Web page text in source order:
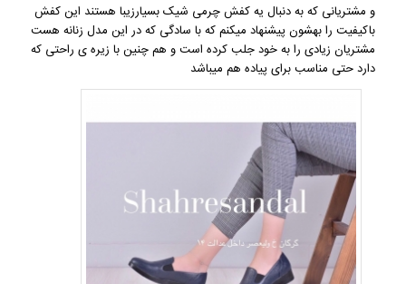
و مشتریانی که به دنبال یهکفش چرمی شیکبسیارزیبا هستند این کفش
باکیفیت را بهشون پیشنهاد میکنم که با سادگی که در این مدل زنانه هست
مشتریان زیادی را به خود جلب کرده است و هم چنین با زیره ی راحتی که
دارد حتی مناسب برای پیاده هم میباشد